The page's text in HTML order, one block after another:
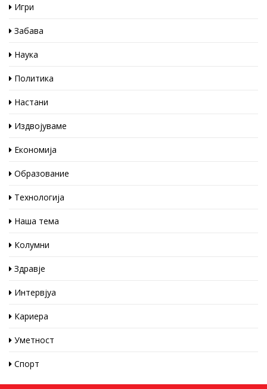
Игри
Забава
Наука
Политика
Настани
Издвојуваме
Економија
Образование
Технологија
Наша тема
Колумни
Здравје
Интервјуа
Кариера
Уметност
Спорт